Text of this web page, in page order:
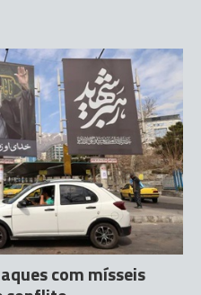
com mísseis